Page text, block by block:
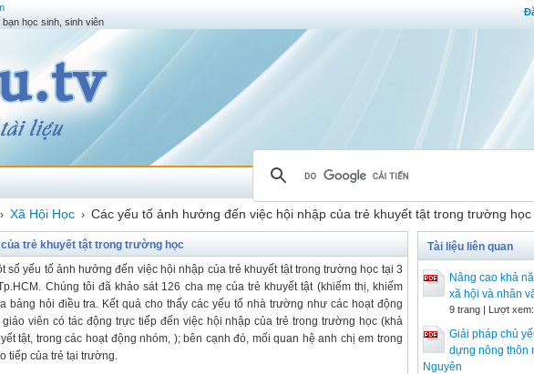
học sinh, sinh viên
› Xã Hội Học › Các yếu tố ảnh hưởng đến việc hội nhập của trẻ khuyết tật trong trường học
trẻ khuyết tật trong trường học
số yếu tố ảnh hưởng đến việc hội nhập của trẻ khuyết tật trong trường học tại 3
Chúng tôi đã khảo sát 126 cha mẹ của trẻ khuyết tật (khiếm thị, khiếm
bảng hỏi điều tra. Kết quả cho thấy các yếu tố nhà trường như các hoạt động
viên có tác động trực tiếp đến việc hội nhập của trẻ trong trường học (khả
tật, trong các hoạt động nhóm, ); bên cạnh đó, mối quan hệ anh chị em trong
tiếp của trẻ tại trường.
Tài liệu liên quan
Nâng cao khả
xã hội và nhân
9 trang | Lượt
Giải pháp chủ
dựng nông thôn
Nguyên